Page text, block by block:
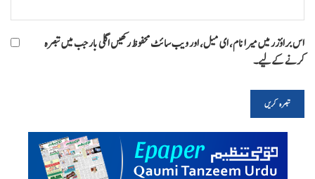
اس براؤزر میں میرا نام، ای میل، اور ویب سائٹ محفوظ رکھیں اگلی بار جب میں تبصرہ
کرنے کےلیے۔